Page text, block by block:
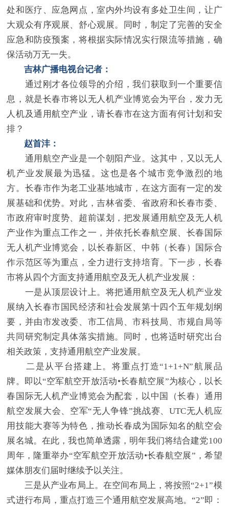
处和医疗、应急网点，室内外均设有多处卫生间，让广
大观众有序观展、舒心观展。同时，制定了完善的安全
应急和防疫预案，将根据实际情况实行限流等措施，确
保活动万无一失。
吉林广播电视台记者：
通过刚才各位领导的介绍，我们获取到一个重要信
息，就是长春市将以无人机产业博览会为平台，发力无
人机及通用航空产业，请长春市在这方面有何计划和安
排？
赵首沣：
通用航空产业是一个朝阳产业。这其中，又以无人
机产业发展最为迅猛。这也是各个城市竞争激烈的地
方。长春市作为老工业基地城市，在这方面有一定的发
展基础和优势。对此，吉林省委、省政府和长春市委、
市政府审时度势、超前谋划，把发展通用航空及无人机
产业作为重点工作之一，并依托长春航空展、长春国际
无人机产业博览会，以长春新区、中韩（长春）国际合
作示范区等为重点，全力进行支持培育。下一步，长春
市将从四个方面支持通用航空及无人机产业发展：
一是从顶层设计上。将把通用航空及无人机产业发
展纳入长春市国民经济和社会发展第十四个五年规划纲
要，并由市发改委、市工信局、市科技局、市规自局等
共同研究制定具体落实措施。同时，也将适时研究出台
相关政策，支持通用航空产业发展。
二是从平台搭建上。将重点打造“1+1+N”航展品
牌。即以“空军航空开放活动•长春航空展”为核心，以长
春国际无人机产业博览会为配套，以中国（长春）通用
航空发展大会、空军“无人争锋”挑战赛、UTC无人机应
用技能大赛等为特色，推动长春成为国际知名的航空会
展名城。在此，我也简单透露，明年我们将结合建党100
周年，隆重举办“空军航空开放活动•长春航空展”，希望
媒体朋友们届时继续予以关注。
三是从产业布局上。在空间布局上，将按照“2+1”模
式进行布局，重点打造三个通用航空发展高地。“2”即：